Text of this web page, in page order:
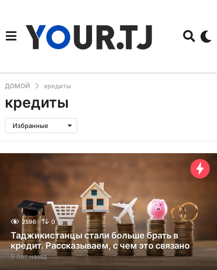
ДОМОЙ кредиты
кредиты
Избранные
2596 0
Таджикистанцы стали больше брать в
кредит. Рассказываем, с чем это связано
5 лет назад5